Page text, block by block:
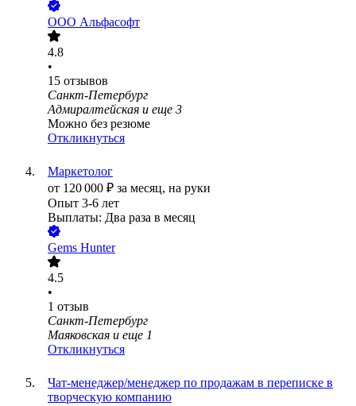
ООО Альфасофт
4.8
•
15 отзывов
Санкт-Петербург
Адмиралтейская и еще 3
Можно без резюме
Откликнуться
Маркетолог
от 120 000 ₽ за месяц, на руки
Опыт 3-6 лет
Выплаты: Два раза в месяц
Gems Hunter
4.5
•
1 отзыв
Санкт-Петербург
Маяковская и еще 1
Откликнуться
Чат-менеджер/менеджер по продажам в переписке в
творческую компанию